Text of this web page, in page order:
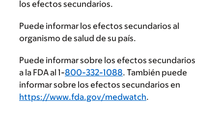
los efectos secundarios.
Puede informar los efectos secundarios al
organismo de salud de su país.
Puede informar sobre los efectos secundarios
a la FDA al 1-800-332-1088. También puede
informar sobre los efectos secundarios en
https://www.fda.gov/medwatch.